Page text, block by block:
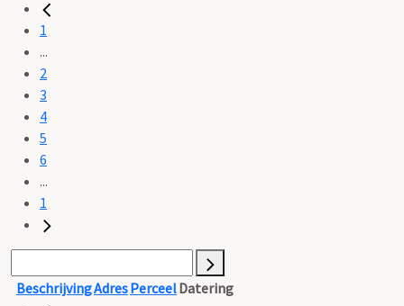
1
...
2
3
4
5
6
...
1
BeschrijvingAdresPerceelDatering